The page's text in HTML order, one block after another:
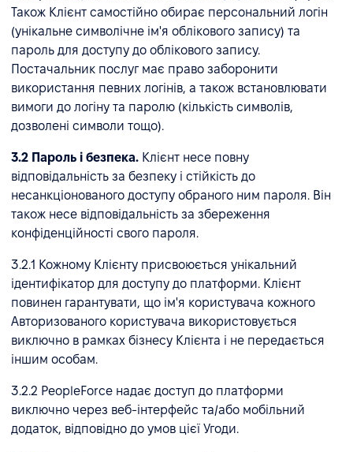
Також Клієнт самостійно обирає персональний логін
(унікальне символічне ім'я облікового запису) та
пароль для доступу до облікового запису.
Постачальник послуг має право заборонити
використання певних логінів, а також встановлювати
вимоги до логіну та паролю (кількість символів,
дозволені символи тощо).
3.2 Пароль і безпека. Клієнт несе повну
відповідальність за безпеку і стійкість до
несанкціонованого доступу обраного ним пароля. Він
також несе відповідальність за збереження
конфіденційності свого пароля.
3.2.1 Кожному Клієнту присвоюється унікальний
ідентифікатор для доступу до платформи. Клієнт
повинен гарантувати, що ім'я користувача кожного
Авторизованого користувача використовується
виключно в рамках бізнесу Клієнта і не передається
іншим особам.
3.2.2 PeopleForce надає доступ до платформи
виключно через веб-інтерфейс та/або мобільний
додаток, відповідно до умов цієї Угоди.